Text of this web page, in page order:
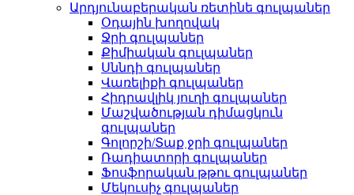
Արդյունաբերական ռետինե գուլպաներ
Օդային խողովակ
Ջրի գուլպաներ
Քիմիական գուլպաներ
Սննդի գուլպաներ
Վառելիքի գուլպաներ
Հիդրավլիկ յուղի գուլպաներ
Մաշվածության դիմացկուն
գուլպաներ
Գոլորշի/Տաք ջրի գուլպաներ
Ռադիատորի գուլպաներ
Ֆոսֆորական թթու գուլպաներ
Մեկուսիչ գուլպաներ